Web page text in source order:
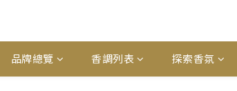
品牌總覽 香調列表 探索香氛